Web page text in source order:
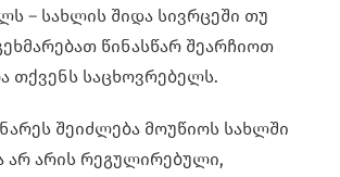
– სახლის შიდა სივრცეში თუ
წინასწარ შეარჩიოთ
თქვენს საცხოვრებელს.
შეიძლება მოუწიოს სახლში
არ არის რეგულირებული,